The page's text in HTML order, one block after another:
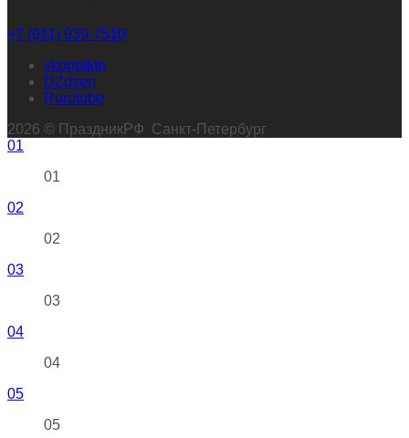
+7 (911) 939-7510
vkontakte
dzen
rutube
2026 © ПраздникРФ Санкт-Петербург
01
01
02
02
03
03
04
04
05
05